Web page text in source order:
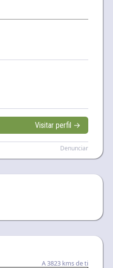
Visitar perfil →
Denunciar
A 3823 kms de ti